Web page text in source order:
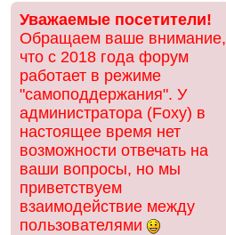
Уважаемые посетители!
Обращаем ваше внимание,
что с 2018 года форум
работает в режиме
"самоподдержания". У
администратора (Foxy) в
настоящее время нет
возможности отвечать на
ваши вопросы, но мы
приветствуем
взаимодействие между
пользователями